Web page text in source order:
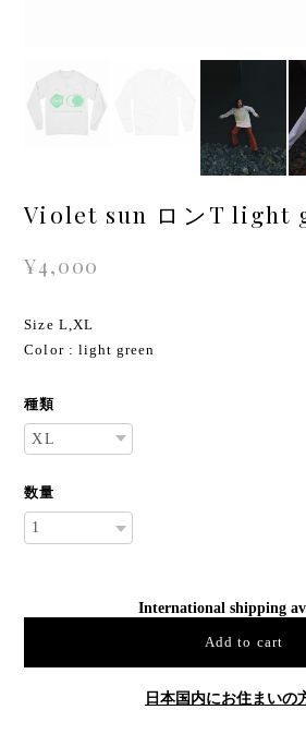
Violet sun ロンT light
¥4,000
Size L,XL
Color : light green
種類
数量
International shipping
Add to cart
日本国内にお住まいの